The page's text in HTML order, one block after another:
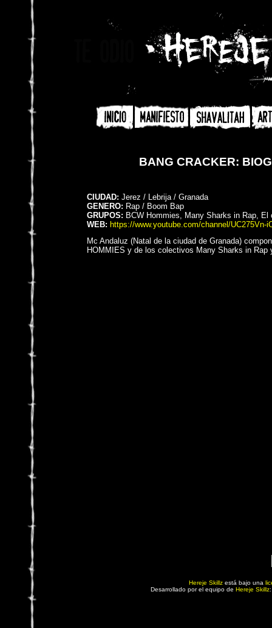
BANG CRACKER:
CIUDAD: Jerez / Lebrija / Granada
GENERO: Rap / Boom Bap
GRUPOS: BCW Hommies, Many Sharks in Rap, El
WEB: https://www.youtube.com/channel/UC275Vn-
Mc Andaluz (Natal de la ciudad de Granada)
HOMMIES y de los colectivos Many Sharks in Rap
Hereje Skillz está bajo una
Desarrollado por el equipo de Hereje Skillz